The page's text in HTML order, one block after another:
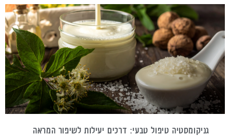
גניקומסטיה טיפול טבעי: דרכים יעילות לשיפור המראה